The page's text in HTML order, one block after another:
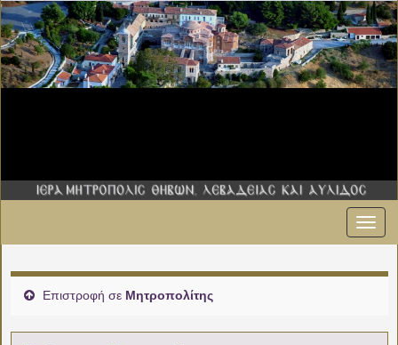
Επιστροφή σε Μητροπολίτης
02:00